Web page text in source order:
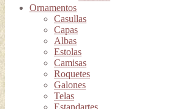
Ornamentos
Casullas
Capas
Albas
Estolas
Camisas
Roquetes
Galones
Telas
Estandartes